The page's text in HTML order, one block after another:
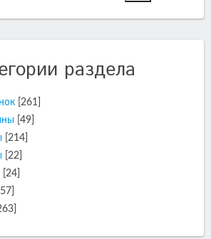
раздела
[261]
[49]
[214]
[22]
[24]
[57]